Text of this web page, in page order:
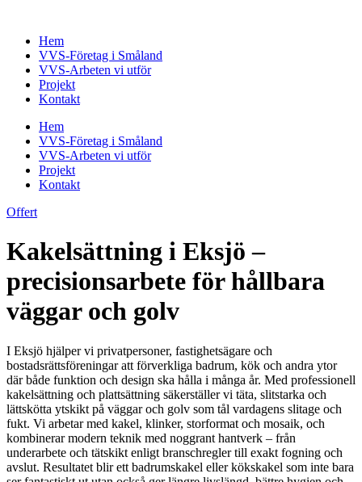
contentHem
VVS-Företag i Småland
VVS-Arbeten vi utför
Projekt
Kontakt
Hem
VVS-Företag i Småland
VVS-Arbeten vi utför
Projekt
Kontakt
Offert
Kakelsättning i Eksjö –
precisionsarbete för hållbara
väggar och golv
I Eksjö hjälper vi privatpersoner, fastighetsägare och
bostadsrättsföreningar att förverkliga badrum, kök och andra ytor
där både funktion och design ska hålla i många år. Med professionell
kakelsättning och plattsättning säkerställer vi täta, slitstarka och
lättskötta ytskikt på väggar och golv som tål vardagens slitage och
fukt. Vi arbetar med kakel, klinker, storformat och mosaik, och
kombinerar modern teknik med noggrant hantverk – från
underarbete och tätskikt enligt branschregler till exakt fogning och
avslut. Resultatet blir ett badrumskakel eller kökskakel som inte bara